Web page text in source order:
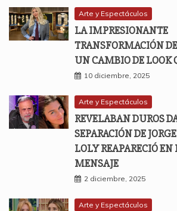
Arte y Espectáculos
LA IMPRESIONANTE
TRANSFORMACIÓN
UN CAMBIO DE LOOK
10 diciembre, 2025
Arte y Espectáculos
REVELABAN DUROS
SEPARACIÓN DE
LOLY REAPARECIÓ
MENSAJE
2 diciembre, 2025
Arte y Espectáculos